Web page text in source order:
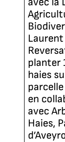
Laurent
planter
haies
en
avec
Haies,